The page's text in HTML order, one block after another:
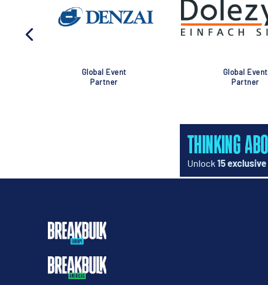
Global Event
Partner
Global Event
Partner